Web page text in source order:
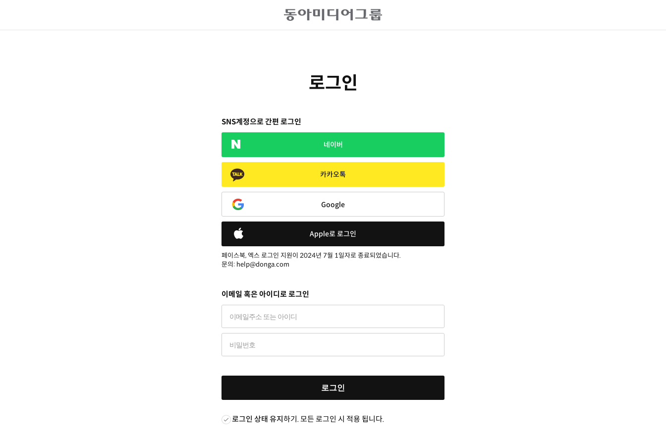
로그인
SNS계정으로 간편 로그인
네이버
카카오톡
Google
Apple로 로그인
페이스북, 엑스 로그인 지원이 2024년 7월 1일자로 종료되었습니다.
문의: help@donga.com
이메일 혹은 아이디로 로그인
로그인
로그인 상태 유지하기. 모든 로그인 시 적용 됩니다.